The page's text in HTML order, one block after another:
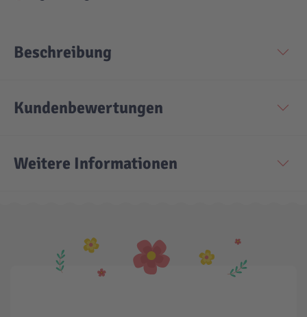
Beschreibung
Kundenbewertungen
Weitere Informationen